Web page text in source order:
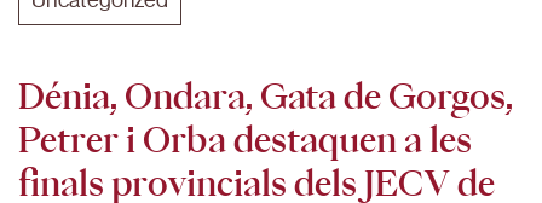
Dénia, Ondara, Gata de Gorgos,
Petrer i Orba destaquen a les
finals provincials dels JECV de